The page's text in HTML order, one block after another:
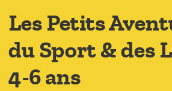
Coordinations ATL
Les Petits
du Sport & des
4-6 ans